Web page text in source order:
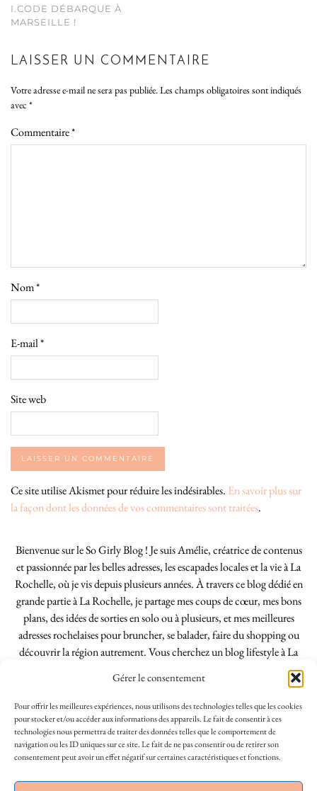
Gérer le consentement
Pour offrir les meilleures expériences, nous utilisons des technologies telles que les cookies
pour stocker et/ou accéder aux informations des appareils. Le fait de consentir à ces
technologies nous permettra de traiter des données telles que le comportement de
navigation ou les ID uniques sur ce site. Le fait de ne pas consentir ou de retirer son
consentement peut avoir un effet négatif sur certaines caractéristiques et fonctions.
I.CODE DÉBARQUE À
MARSEILLE !
LAISSER UN COMMENTAIRE
Votre adresse e-mail ne sera pas publiée.Les champs obligatoires sont indiqués
avec *
Commentaire*
Nom*
E-mail*
Site web
Ce site utilise Akismet pour réduire les indésirables. En savoir plus sur
la façon dont les données de vos commentaires sont traitées.
Bienvenue sur le So Girly Blog ! Je suis Amélie, créatrice de contenus
et passionnée par les belles adresses, les escapades locales et la vie à La
Rochelle, où je vis depuis plusieurs années. À travers ce blog dédié en
grande partie à La Rochelle, je partage mes coups de cœur, mes bons
plans, des idées de sorties en solo ou à plusieurs, et mes meilleures
adresses rochelaises pour bruncher, se balader, faire du shopping ou
découvrir la région autrement. Vous cherchez un blog lifestyle à La
Rochelle, tenu par une locale ? Vous êtes au bon endroit. Que vous
soyez Rochelais·e ou de passage dans notre belle ville, j’espère que mes
articles vous aideront à profiter de La Rochelle comme un·e vrai·e
initié·e. !